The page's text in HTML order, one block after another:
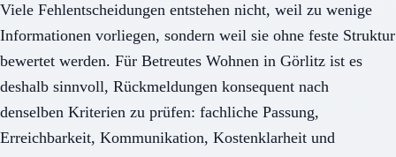
Viele Fehlentscheidungen entstehen nicht, weil zu wenige
Informationen vorliegen, sondern weil sie ohne feste Struktur
bewertet werden. Für Betreutes Wohnen in Görlitz ist es
deshalb sinnvoll, Rückmeldungen konsequent nach
denselben Kriterien zu prüfen: fachliche Passung,
Erreichbarkeit, Kommunikation, Kostenklarheit und